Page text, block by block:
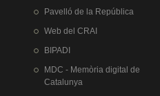
Pavelló de la República
Web del CRAI
BIPADI
MDC - Memòria digital de
Catalunya